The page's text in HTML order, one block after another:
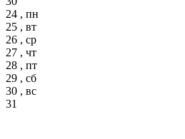
24 , пн
25 , вт
26 , ср
27 , чт
28 , пт
29 , сб
30 , вс
31